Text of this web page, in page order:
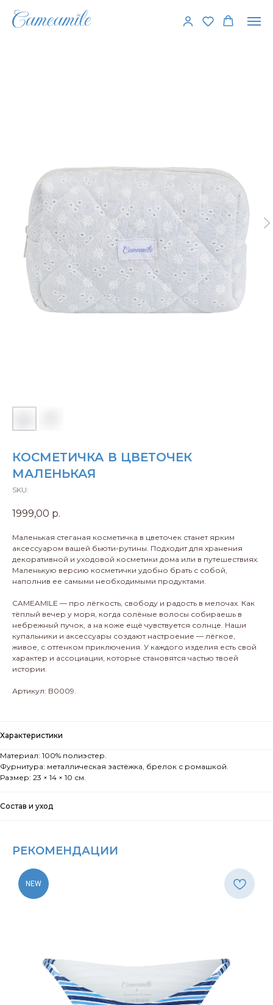
КОСМЕТИЧКА В ЦВЕТОЧЕК
МАЛЕНЬКАЯ
SKU:
1999,00 р.
Маленькая стеганая косметичка в цветочек станет ярким
аксессуаром вашей бьюти-рутины. Подходит для хранения
декоративной и уходовой косметики дома или в путешествиях.
Маленькую версию косметички удобно брать с собой,
наполнив ее самыми необходимыми продуктами.
CAMEAMILE — про лёгкость, свободу и радость в мелочах. Как
тёплый вечер у моря, когда солёные волосы собираешь в
небрежный пучок, а на коже ещё чувствуется солнце. Наши
купальники и аксессуары создают настроение — лёгкое,
живое, с оттенком приключения. У каждого изделия есть свой
характер и ассоциации, которые становятся частью твоей
истории.
Артикул: B0009.
Характеристики
Материал: 100% полиэстер.
Фурнитура: металлическая застёжка, брелок с ромашкой.
Размер: 23 × 14 × 10 см.
Состав и уход
РЕКОМЕНДАЦИИ
NEW